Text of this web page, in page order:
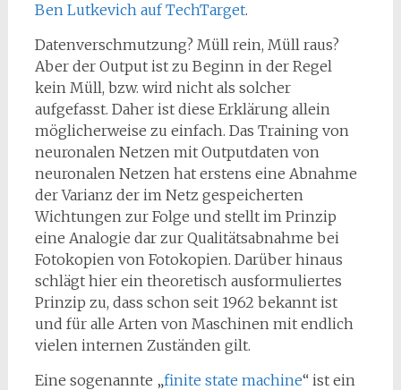
Ben Lutkevich auf TechTarget.
Datenverschmutzung? Müll rein, Müll raus?
Aber der Output ist zu Beginn in der Regel
kein Müll, bzw. wird nicht als solcher
aufgefasst. Daher ist diese Erklärung allein
möglicherweise zu einfach. Das Training von
neuronalen Netzen mit Outputdaten von
neuronalen Netzen hat erstens eine Abnahme
der Varianz der im Netz gespeicherten
Wichtungen zur Folge und stellt im Prinzip
eine Analogie dar zur Qualitätsabnahme bei
Fotokopien von Fotokopien. Darüber hinaus
schlägt hier ein theoretisch ausformuliertes
Prinzip zu, dass schon seit 1962 bekannt ist
und für alle Arten von Maschinen mit endlich
vielen internen Zuständen gilt.
Eine sogenannte „finite state machine“ ist ein